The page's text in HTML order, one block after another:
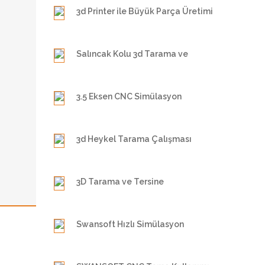
3d Printer ile Büyük Parça Üretimi
Salıncak Kolu 3d Tarama ve
3.5 Eksen CNC Simülasyon
3d Heykel Tarama Çalışması
3D Tarama ve Tersine
Swansoft Hızlı Simülasyon